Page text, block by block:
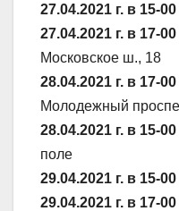
27.04.2021 г. в 15-00
27.04.2021 г. в 17-00
Московское ш., 18
28.04.2021 г. в 17-00
Молодежный
28.04.2021 г. в 15-00
поле
29.04.2021 г. в 15-00
29.04.2021 г. в 17-00